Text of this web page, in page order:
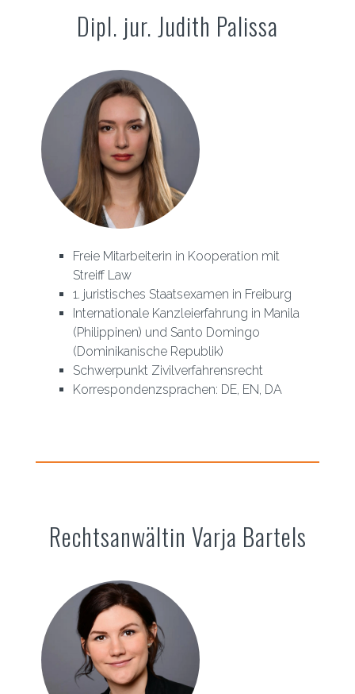
Dipl. jur. Judith Palissa
Freie Mitarbeiterin in Kooperation mit
Streiff Law
1. juristisches Staatsexamen in Freiburg
Internationale Kanzleierfahrung in Manila
(Philippinen) und Santo Domingo
(Dominikanische Republik)
Schwerpunkt Zivilverfahrensrecht
Korrespondenzsprachen: DE, EN, DA
Rechtsanwältin Varja Bartels